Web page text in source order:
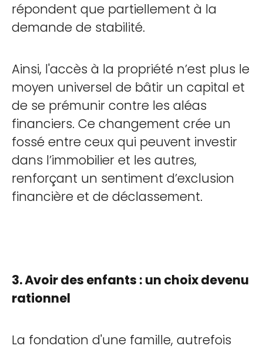
répondent que partiellement à la
demande de stabilité.
Ainsi, l'accès à la propriété n’est plus le
moyen universel de bâtir un capital et
de se prémunir contre les aléas
financiers. Ce changement crée un
fossé entre ceux qui peuvent investir
dans l’immobilier et les autres,
renforçant un sentiment d’exclusion
financière et de déclassement.
3. Avoir des enfants : un choix devenu
rationnel
La fondation d'une famille, autrefois